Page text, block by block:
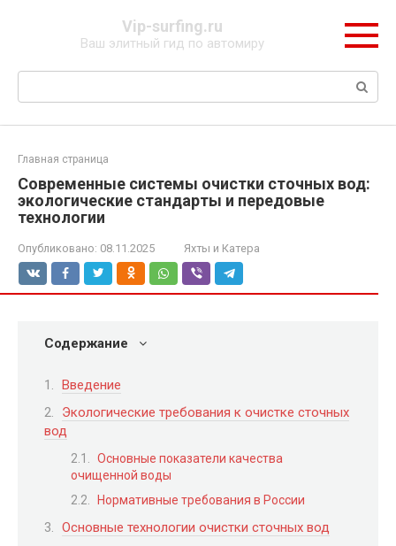
Vip-surfing.ru
Ваш элитный гид по автомиру
Поиск:
Главная страница
Современные системы очистки сточных вод:
экологические стандарты и передовые
технологии
Опубликовано: 08.11.2025 Яхты и Катера
Содержание
Введение
Экологические требования к очистке сточных
вод
Основные показатели качества
очищенной воды
Нормативные требования в России
Основные технологии очистки сточных вод